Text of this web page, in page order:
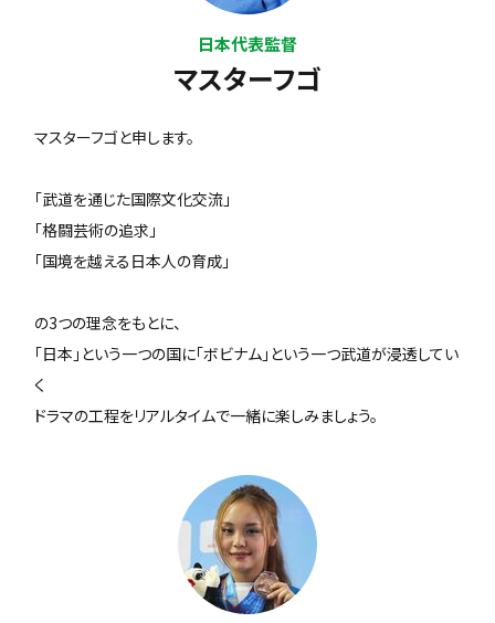
日本代表監督
マスターフゴ
マスターフゴと申します。
「武道を通じた国際文化交流」
「格闘芸術の追求」
「国境を越える日本人の育成」
の3つの理念をもとに、
「日本」という一つの国に「ボビナム」という一つ武道が浸透してい
く
ドラマの工程をリアルタイムで一緒に楽しみましょう。